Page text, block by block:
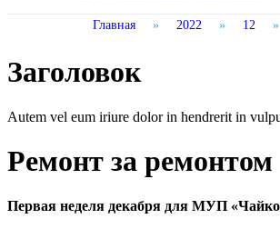
Главная » 2022 » 12 »
Заголовок
Autem vel eum iriure dolor in hendrerit in
Ремонт за ремонтом
Первая неделя декабря для МУП